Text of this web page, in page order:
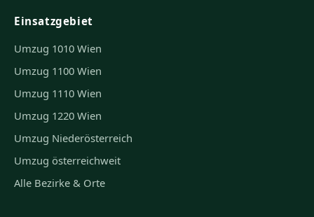
Einsatzgebiet
Umzug 1010 Wien
Umzug 1100 Wien
Umzug 1110 Wien
Umzug 1220 Wien
Umzug Niederösterreich
Umzug österreichweit
Alle Bezirke & Orte